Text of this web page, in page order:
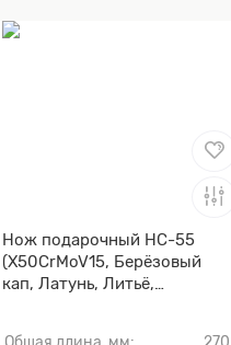
Нож подарочный НС-55
(X50CrMoV15, Берёзовый
кап, Латунь, Литьё,